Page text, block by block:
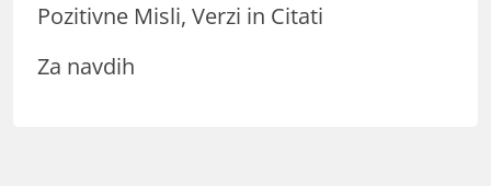
Pozitivne Misli, Verzi in Citati
Za navdih